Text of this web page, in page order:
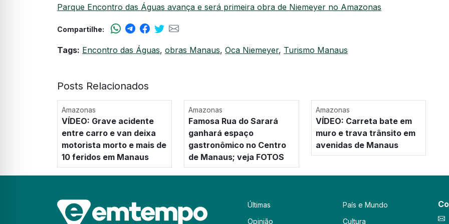
Parque Encontro das Águas avança e será primeira obra de Niemeyer no Amazonas
Compartilhe:
Tags: Encontro das Águas, obras Manaus, Oca Niemeyer, Turismo Manaus
Posts Relacionados
Amazonas
VÍDEO: Grave acidente
entre carro e van deixa
motorista morto e mais de
10 feridos em Manaus
Amazonas
Famosa Rua do Sarará
ganhará espaço
gastronômico no Centro
de Manaus; veja FOTOS
Amazonas
VÍDEO: Carreta bate em
muro e trava trânsito em
avenidas de Manaus
Últimas
Opinião
País e Mundo
Cultura